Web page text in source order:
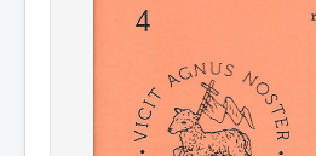
Hauptseite
Geschichte